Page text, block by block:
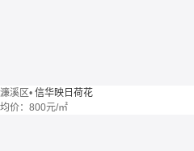
濂溪区• 信华映日荷花
均价： 800元/㎡